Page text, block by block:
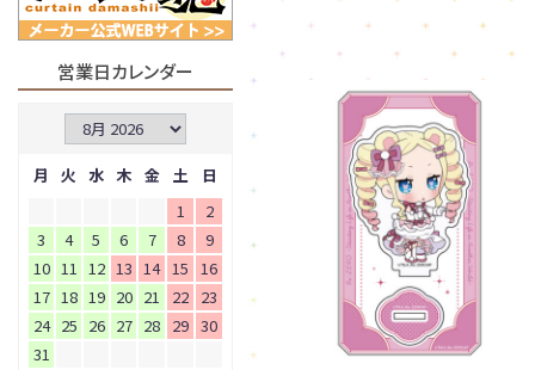
営業日カレンダー
月 火 水 木 金 土
日
1
2
3
4 5 6 7 8
9
10 11 12 13 14 15
16
17 18 19 20 21 22 23
24 25 26 27 28 29 30
31